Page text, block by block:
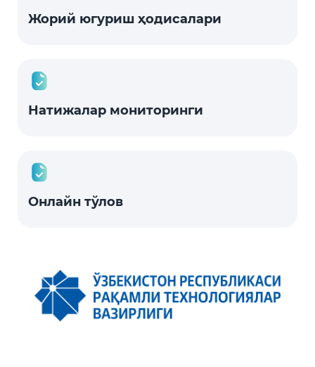
Жорий югуриш ҳодисалари
Натижалар мониторинги
Онлайн тўлов